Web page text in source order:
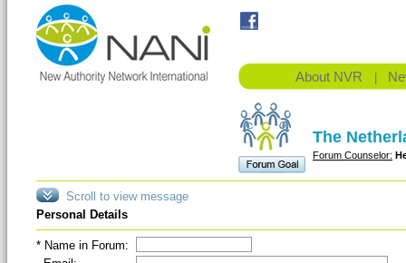
About NVR
The
Forum Counselor:
Scroll to view message
Personal Details
* Name in Forum: